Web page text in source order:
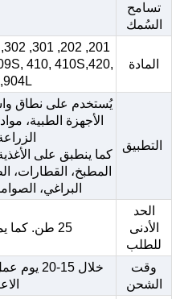
تسامح
السُمك
المادة
410, 410S,420,
التطبيق
يُستخدم على نطاق
الأجهزة الطبية،
كما ينطبق على
المطبخ، القطارات،
البراغي،
الحد
الأدنى
للطلب
25 طن. كما يمكننا قبول طلب العينات.
وقت
الشحن
خلال 15-